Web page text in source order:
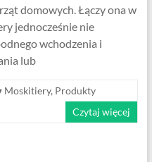
domowych. Łączy ona w
jednocześnie nie
wchodzenia i
lub
Moskitiery, Produkty
Czytaj więcej